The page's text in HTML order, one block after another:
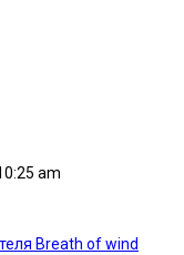
am
Breath of wind